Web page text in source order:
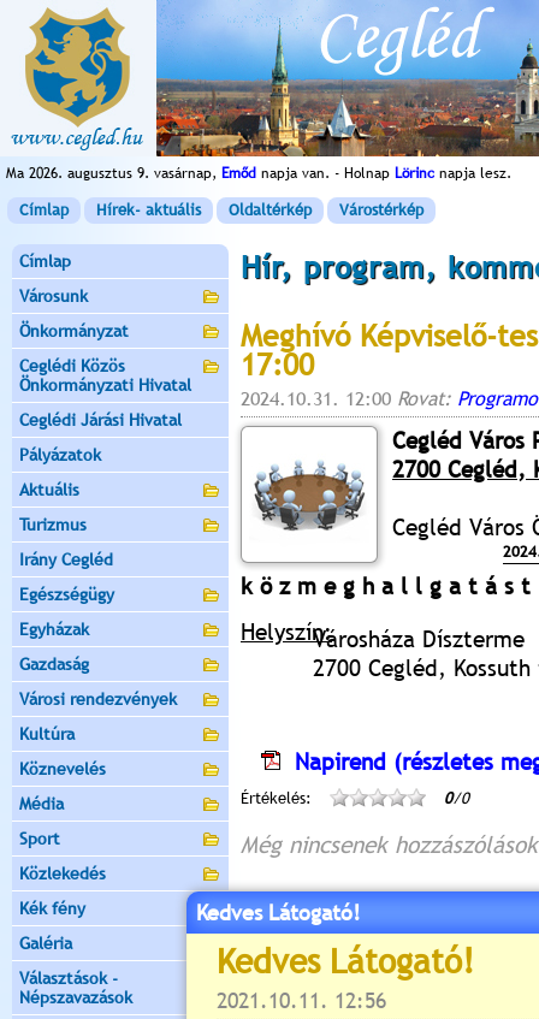
Ma 2026. augusztus 9. vasárnap, Emőd napja van. - Holnap Lörinc napja lesz.
Címlap Hírek- aktuális Oldaltérkép Várostérkép
Címlap
Városunk
Önkormányzat
Ceglédi Közös
Önkormányzati Hivatal
Ceglédi Járási Hivatal
Pályázatok
Aktuális
Turizmus
Irány Cegléd
Egészségügy
Egyházak
Gazdaság
Városi rendezvények
Kultúra
Köznevelés
Média
Sport
Közlekedés
Kék fény
Galéria
Választások -
Népszavazások
Hír, program,
Meghívó Képviselő-
17:00
2024.10.31. 12:00 Rovat:
Cegléd Város
2700 Cegléd,
Cegléd Város
k ö z m e g h a l l g a t á s
Helyszín:Városháza Díszterme
2700 Cegléd,
Napirend (részletes
Értékelés: 0/0
Még nincsenek hozzászólások
Új hozzászólás:
Kérjük jelentkezzen be,
Kedves Látogató!